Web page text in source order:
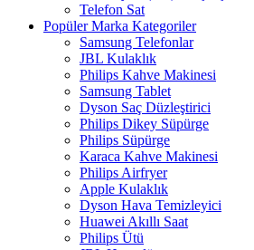
Telefon Sat
Popüler Marka Kategoriler
Samsung Telefonlar
JBL Kulaklık
Philips Kahve Makinesi
Samsung Tablet
Dyson Saç Düzleştirici
Philips Dikey Süpürge
Philips Süpürge
Karaca Kahve Makinesi
Philips Airfryer
Apple Kulaklık
Dyson Hava Temizleyici
Huawei Akıllı Saat
Philips Ütü